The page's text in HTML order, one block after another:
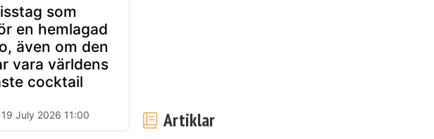
som
en hemlagad
även om den
vara världens
cocktail
July 2026 11:00 Artiklar